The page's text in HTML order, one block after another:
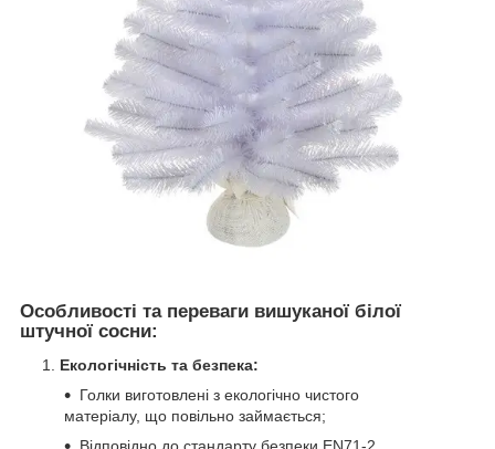
Особливості та переваги вишуканої білої
штучної сосни:
Екологічність та безпека:
Голки виготовлені з екологічно чистого
матеріалу, що повільно займається;